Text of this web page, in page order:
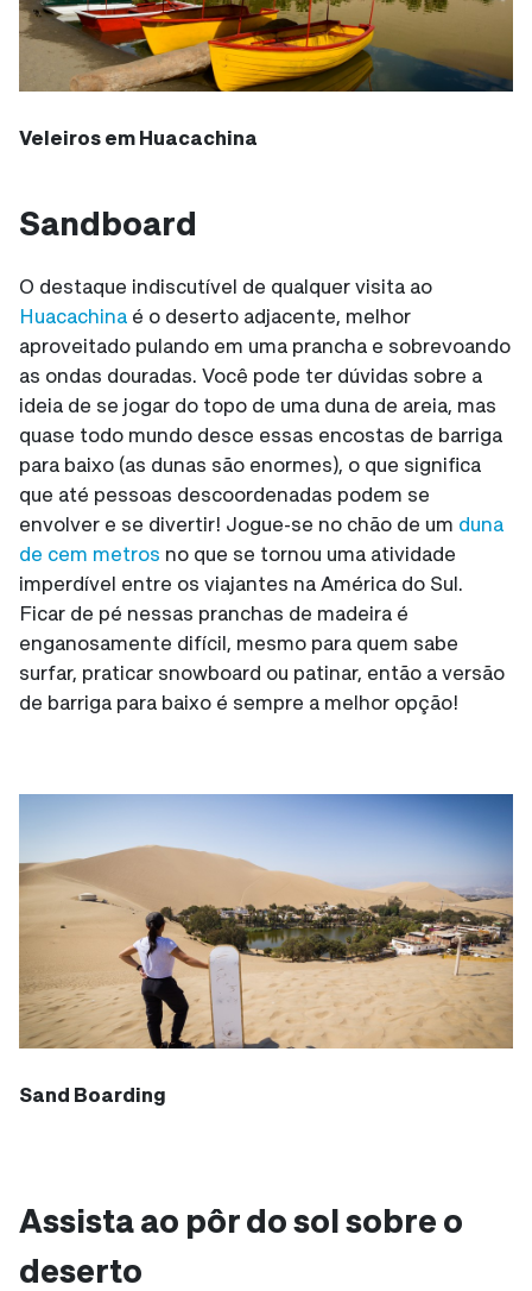
Veleiros em Huacachina
Sandboard
O destaque indiscutível de qualquer visita ao
Huacachina é o deserto adjacente, melhor
aproveitado pulando em uma prancha e sobrevoando
as ondas douradas. Você pode ter dúvidas sobre a
ideia de se jogar do topo de uma duna de areia, mas
quase todo mundo desce essas encostas de barriga
para baixo (as dunas são enormes), o que significa
que até pessoas descoordenadas podem se
envolver e se divertir! Jogue-se no chão de um duna
de cem metros no que se tornou uma atividade
imperdível entre os viajantes na América do Sul.
Ficar de pé nessas pranchas de madeira é
enganosamente difícil, mesmo para quem sabe
surfar, praticar snowboard ou patinar, então a versão
de barriga para baixo é sempre a melhor opção!
Sand Boarding
Assista ao pôr do sol sobre o
deserto